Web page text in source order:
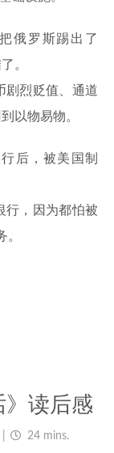
俄罗斯踢出了
。
剧烈贬值、通道
以物易物。
后，被美国制
行，因为都怕被
。
》读后感
24 mins.